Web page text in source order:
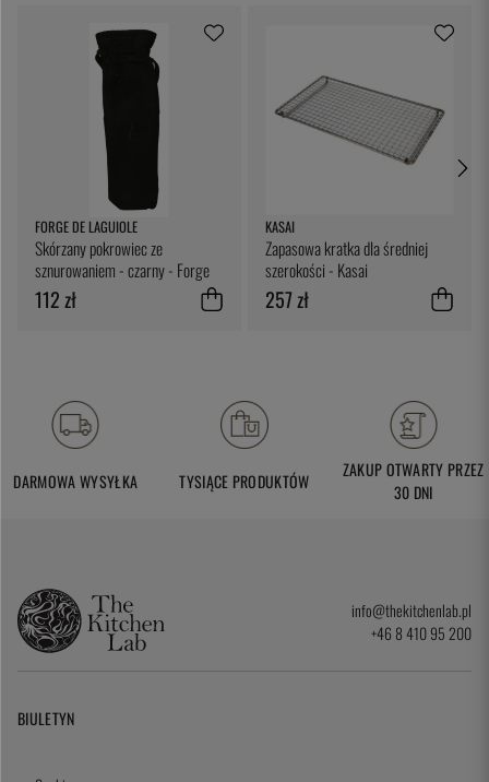
FORGE DE LAGUIOLE
Skórzany pokrowiec ze
sznurowaniem - czarny - Forge
de Laguiole
112 zł
KASAI
Zapasowa kratka dla średniej
szerokości - Kasai
257 zł
DARMOWA WYSYŁKA TYSIĄCE PRODUKTÓW
ZAKUP OTWARTY PRZEZ
30 DNI
info@thekitchenlab.pl
+46 8 410 95 200
BIULETYN